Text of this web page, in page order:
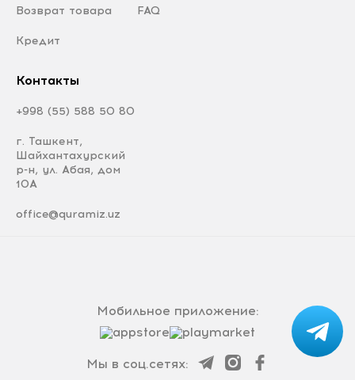
Возврат товара
Кредит
FAQ
Контакты
+998 (55) 588 50 80
г. Ташкент,
Шайхантахурский
р-н, ул. Абая, дом
10А
office@quramiz.uz
Мобильное приложение:
Мы в соц.сетях: